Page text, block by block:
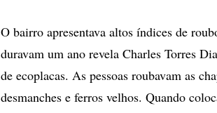
O bairro apresentava altos índices de
duravam um ano revela Charles Torres
de ecoplacas. As pessoas roubavam as
desmanches e ferros velhos. Quando